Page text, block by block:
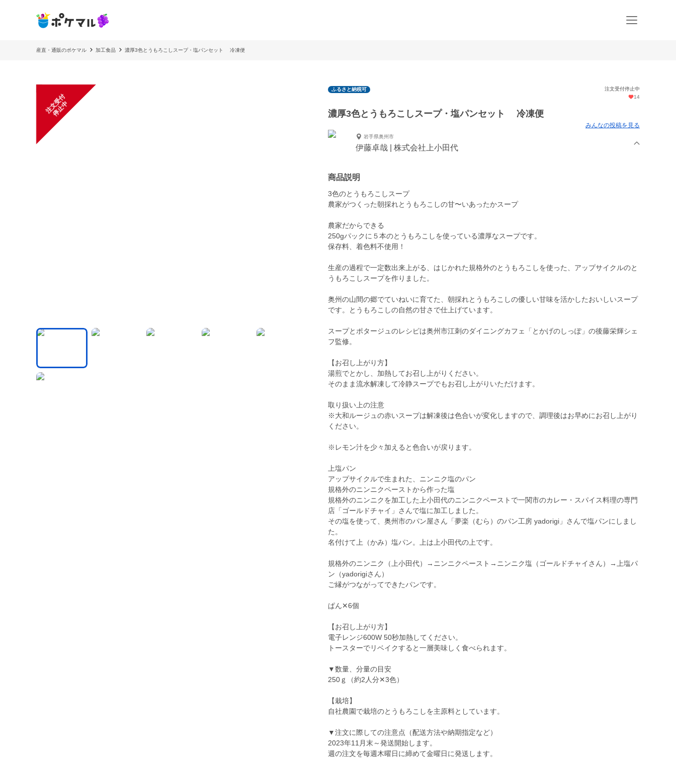
産直・通販のポケマル 加工食品 濃厚3色とうもろこしスープ・塩パンセット 冷凍便
注
文
受
付
停
止
中
ふるさと納税可
注文受付停止中
14
濃厚3色とうもろこしスープ・塩パンセット 冷凍便
みんなの投稿を見る
岩手県奥州市
伊藤卓哉 | 株式会社上小田代
商品説明
3色のとうもろこしスープ
農家がつくった朝採れとうもろこしの甘〜いあったかスープ
農家だからできる
250gパックに５本のとうもろこしを使っている濃厚なスープです。
保存料、着色料不使用！
生産の過程で一定数出来上がる、はじかれた規格外のとうもろこしを使った、アップサイクルのと
うもろこしスープを作りました。
奥州の山間の郷でていねいに育てた、朝採れとうもろこしの優しい甘味を活かしたおいしいスープ
です。とうもろこしの自然の甘さで仕上げています。
スープとポタージュのレシピは奥州市江刺のダイニングカフェ「とかげのしっぽ」の後藤栄輝シェ
フ監修。
【お召し上がり方】
湯煎でとかし、加熱してお召し上がりください。
そのまま流水解凍して冷静スープでもお召し上がりいただけます。
取り扱い上の注意
※大和ルージュの赤いスープは解凍後は色合いが変化しますので、調理後はお早めにお召し上がり
ください。
※レモン汁を少々加えると色合いが戻ります。
上塩パン
アップサイクルで生まれた、ニンニク塩のパン
規格外のニンニクペーストから作った塩
規格外のニンニクを加工した上小田代のニンニクペーストで一関市のカレー・スパイス料理の専門
店「ゴールドチャイ」さんで塩に加工しました。
その塩を使って、奥州市のパン屋さん「夢楽（むら）のパン工房 yadorigi」さんで塩パンにしまし
た。
名付けて上（かみ）塩パン。上は上小田代の上です。
規格外のニンニク（上小田代）→ニンニクペースト→ニンニク塩（ゴールドチャイさん）→上塩パ
ン（yadorigiさん）
ご縁がつながってできたパンです。
ぱん✕6個
【お召し上がり方】
電子レンジ600W 50秒加熱してください。
トースターでリベイクすると一層美味しく食べられます。
▼数量、分量の目安
250ｇ（約2人分✕3色）
【栽培】
自社農園で栽培のとうもろこしを主原料としています。
▼注文に際しての注意点（配送方法や納期指定など）
2023年11月末～発送開始します。
週の注文を毎週木曜日に締めて金曜日に発送します。